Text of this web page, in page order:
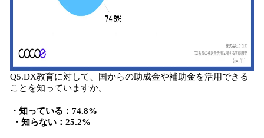
Q5.DX教育に対して、国からの助成金や補助金を活用できる
ことを知っていますか。
・知っている：74.8%
・知らない：25.2%